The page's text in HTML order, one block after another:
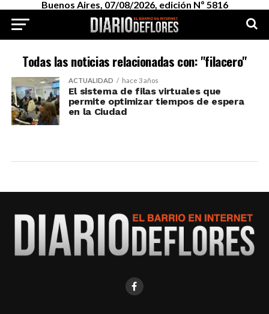
Buenos Aires, 07/08/2026, edición Nº 5816
Todas las noticias relacionadas con: "filacero"
ACTUALIDAD hace 3 años
El sistema de filas virtuales que
permite optimizar tiempos de espera
en la Ciudad